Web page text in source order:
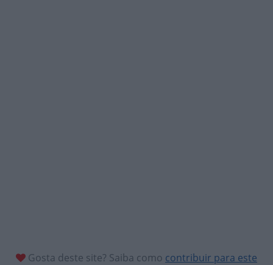
Gosta deste site? Saiba como contribuir para este